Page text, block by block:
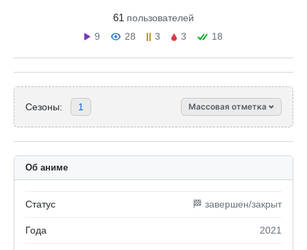
61 пользователей
9
28 3 3 18
Сезоны: 1 Массовая отметка
Об аниме
Статус 🏁 завершен/закрыт
Года 2021